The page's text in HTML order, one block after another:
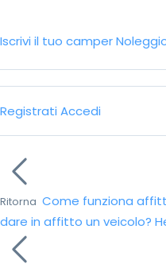
Iscrivi il tuo camper
Registrati Accedi
Ritorna Come funziona
dare in affitto un veicolo?